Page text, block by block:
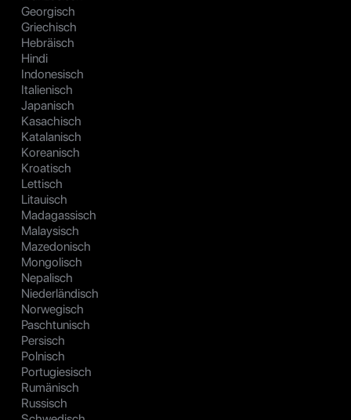
Georgisch
Griechisch
Hebräisch
Hindi
Indonesisch
Italienisch
Japanisch
Kasachisch
Katalanisch
Koreanisch
Kroatisch
Lettisch
Litauisch
Madagassisch
Malaysisch
Mazedonisch
Mongolisch
Nepalisch
Niederländisch
Norwegisch
Paschtunisch
Persisch
Polnisch
Portugiesisch
Rumänisch
Russisch